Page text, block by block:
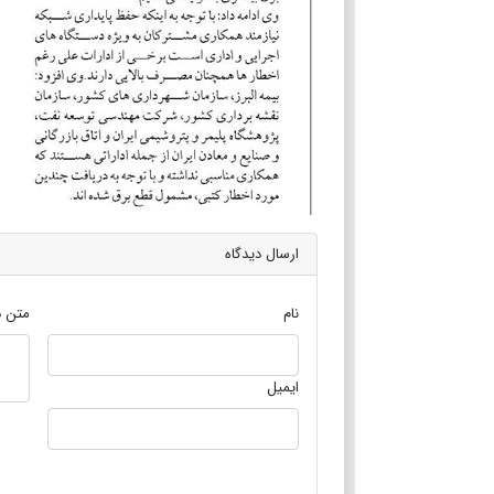
ارسال دیدگاه
نام
ایمیل
متن